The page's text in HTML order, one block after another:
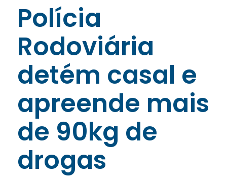
Polícia
Rodoviária
detém casal e
apreende mais
de 90kg de
drogas